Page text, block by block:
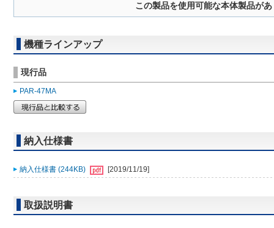
この製品を使用可能な本体製品が
機種ラインアップ
現行品
PAR-47MA
納入仕様書
納入仕様書 (244KB) [2019/11/19]
取扱説明書